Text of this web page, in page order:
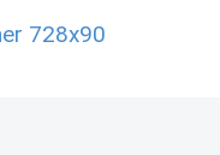
728x90